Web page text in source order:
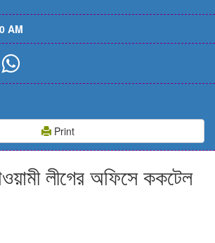
AM
Print
লীগের অফিসে ককটেল